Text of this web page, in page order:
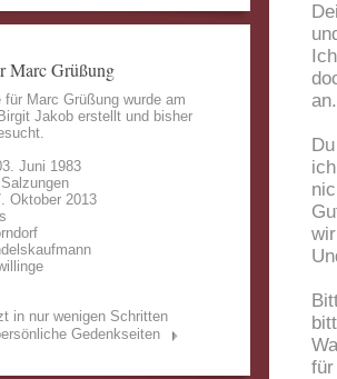
an.
für
Marc Grüßung
für Marc Grüßung wurde am
Birgit Jakob erstellt und bisher
Juni 1983
Oktober 2013
in nur wenigen Schritten
Gedenkseiten